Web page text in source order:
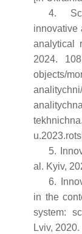
4.
innovative
analytical
2024.
objects/
5.
al. Kyiv,
6.
in the
system:
Lviv,